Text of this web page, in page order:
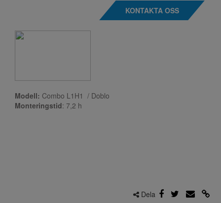
KONTAKTA OSS
Modell: Combo L1H1 / Doblo
Monteringstid: 7,2 h
Dela